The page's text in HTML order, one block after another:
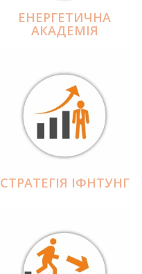
ЕНЕРГЕТИЧНА
АКАДЕМІЯ
СТРАТЕГІЯ ІФНТУНГ